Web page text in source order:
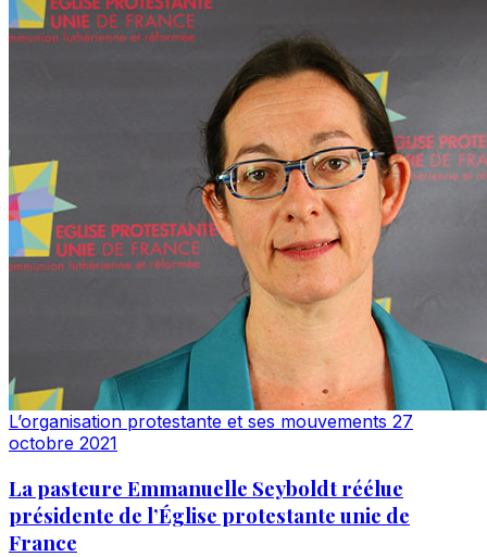
L’organisation protestante et ses mouvements 27
octobre 2021
La pasteure Emmanuelle Seyboldt réélue
présidente de l’Église protestante unie de
France